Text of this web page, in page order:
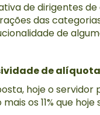
de dirigentes
das
de
de
hoje o
mais os 11% que